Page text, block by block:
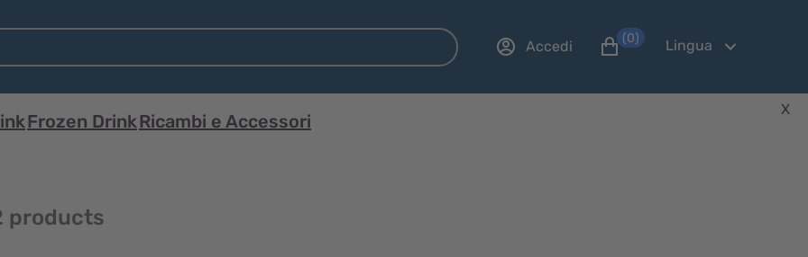
Accedi (0) Lingua
Frozen DrinkRicambi e Accessori
X
products